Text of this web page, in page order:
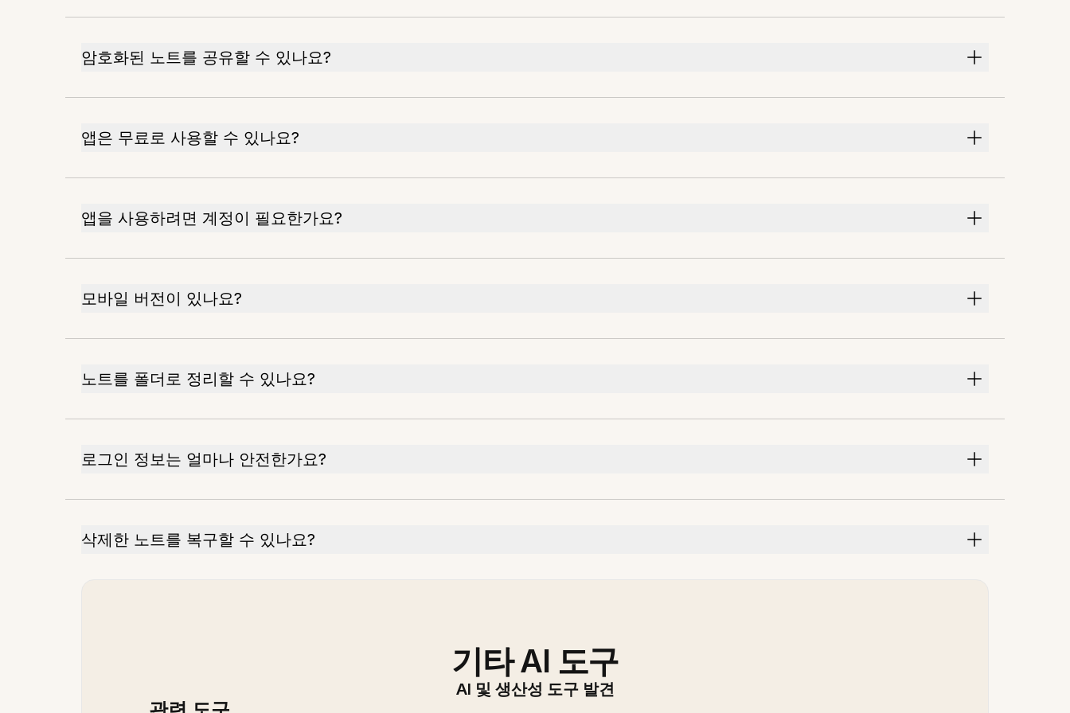
암호화된 노트를 공유할 수 있나요?
앱은 무료로 사용할 수 있나요?
앱을 사용하려면 계정이 필요한가요?
모바일 버전이 있나요?
노트를 폴더로 정리할 수 있나요?
로그인 정보는 얼마나 안전한가요?
삭제한 노트를 복구할 수 있나요?
기타 AI 도구
AI 및 생산성 도구 발견